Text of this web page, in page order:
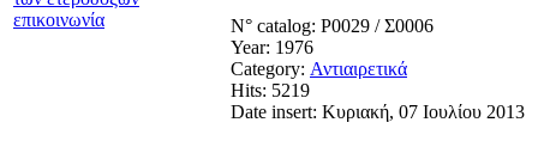
N° catalog: Ρ0029 / Σ0006
Year: 1976
Category: Αντιαιρετικά
Hits: 5219
Date insert: Κυριακή, 07 Ιουλίου 2013